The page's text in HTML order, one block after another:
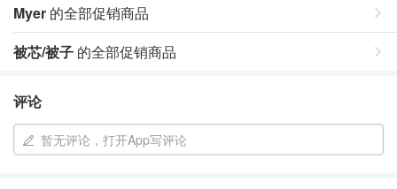
Myer 的全部促销商品
被芯/被子 的全部促销商品
评论
暂无评论，打开App写评论